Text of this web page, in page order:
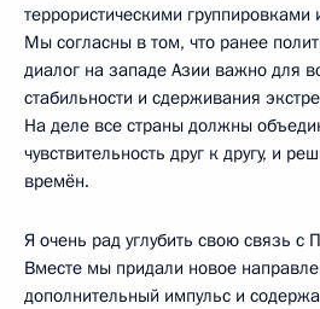
террористическими
Мы согласны в том, что ранее
диалог на западе Азии важно для
стабильности и сдерживания
На деле все страны должны
чувствительность друг к другу, и
времён.
Я очень рад углубить свою связь с
Вместе мы придали новое
дополнительный импульс и